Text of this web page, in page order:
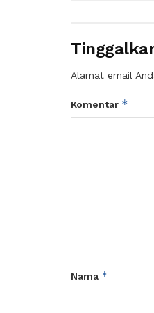
Alamat email
Komentar *
Nama *